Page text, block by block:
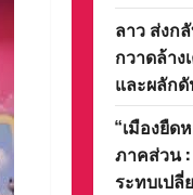
ลาว ส่งก
กวาดล้า
และผลัก
“เมืองยืด
ภาคส่วน
ระทบเป